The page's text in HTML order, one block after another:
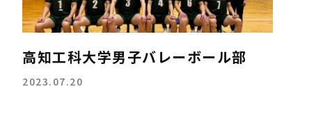
高知工科大学男子バレーボール部
2023.07.20